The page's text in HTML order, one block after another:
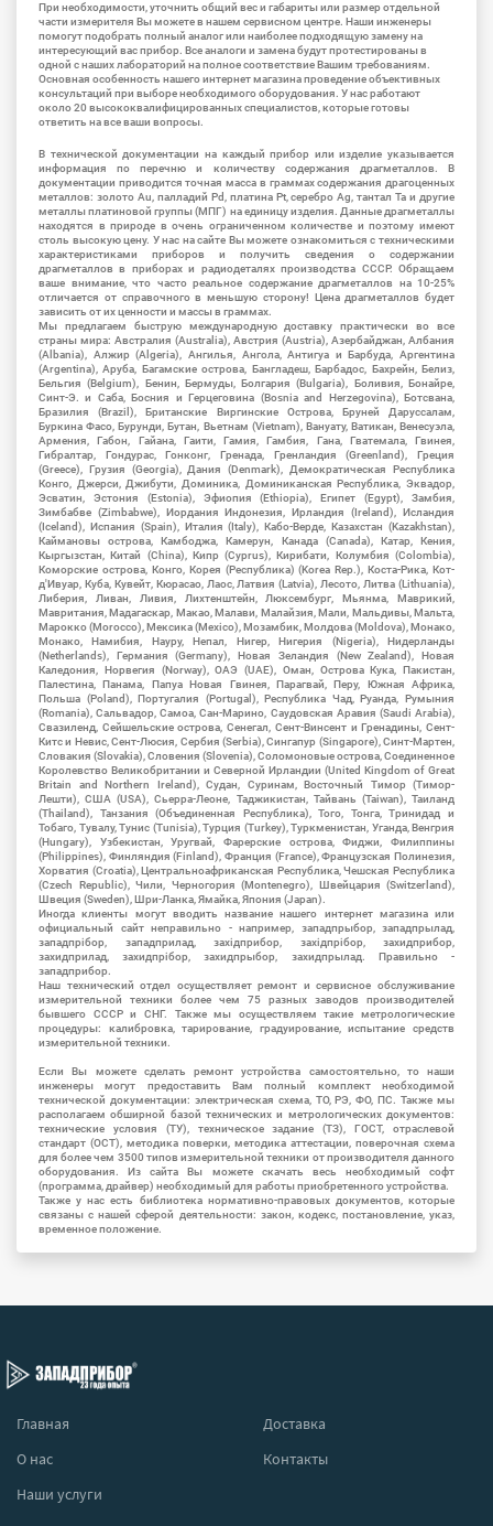
При необходимости, уточнить общий вес и габариты или размер отдельной
части измерителя Вы можете в нашем сервисном центре. Наши инженеры
помогут подобрать полный аналог или наиболее подходящую замену на
интересующий вас прибор. Все аналоги и замена будут протестированы в
одной с наших лабораторий на полное соответствие Вашим требованиям.
Основная особенность нашего интернет магазина проведение объективных
консультаций при выборе необходимого оборудования. У нас работают
около 20 высококвалифицированных специалистов, которые готовы
ответить на все ваши вопросы.
В технической документации на каждый прибор или изделие указывается
информация по перечню и количеству содержания драгметаллов. В
документации приводится точная масса в граммах содержания драгоценных
металлов: золото Au, палладий Pd, платина Pt, серебро Ag, тантал Ta и другие
металлы платиновой группы (МПГ) на единицу изделия. Данные драгметаллы
находятся в природе в очень ограниченном количестве и поэтому имеют
столь высокую цену. У нас на сайте Вы можете ознакомиться с техническими
характеристиками приборов и получить сведения о содержании
драгметаллов в приборах и радиодеталях производства СССР. Обращаем
ваше внимание, что часто реальное содержание драгметаллов на 10-25%
отличается от справочного в меньшую сторону! Цена драгметаллов будет
зависить от их ценности и массы в граммах.
Мы предлагаем быструю международную доставку практически во все
страны мира: Австралия (Australia), Австрия (Austria), Азербайджан, Албания
(Albania), Алжир (Algeria), Ангилья, Ангола, Антигуа и Барбуда, Аргентина
(Argentina), Аруба, Багамские острова, Бангладеш, Барбадос, Бахрейн, Белиз,
Бельгия (Belgium), Бенин, Бермуды, Болгария (Bulgaria), Боливия, Бонайре,
Синт-Э. и Саба, Босния и Герцеговина (Bosnia and Herzegovina), Ботсвана,
Бразилия (Brazil), Британские Виргинские Острова, Бруней Даруссалам,
Буркина Фасо, Бурунди, Бутан, Вьетнам (Vietnam), Вануату, Ватикан, Венесуэла,
Армения, Габон, Гайана, Гаити, Гамия, Гамбия, Гана, Гватемала, Гвинея,
Гибралтар, Гондурас, Гонконг, Гренада, Гренландия (Greenland), Греция
(Greece), Грузия (Georgia), Дания (Denmark), Демократическая Республика
Конго, Джерси, Джибути, Доминика, Доминиканская Республика, Эквадор,
Эсватин, Эстония (Estonia), Эфиопия (Ethiopia), Египет (Egypt), Замбия,
Зимбабве (Zimbabwe), Иордания Индонезия, Ирландия (Ireland), Исландия
(Iceland), Испания (Spain), Италия (Italy), Кабо-Верде, Казахстан (Kazakhstan),
Каймановы острова, Камбоджа, Камерун, Канада (Canada), Катар, Кения,
Кыргызстан, Китай (China), Кипр (Cyprus), Кирибати, Колумбия (Colombia),
Коморские острова, Конго, Корея (Республика) (Korea Rep.), Коста-Рика, Кот-
д'Ивуар, Куба, Кувейт, Кюрасао, Лаос, Латвия (Latvia), Лесото, Литва (Lithuania),
Либерия, Ливан, Ливия, Лихтенштейн, Люксембург, Мьянма, Маврикий,
Мавритания, Мадагаскар, Макао, Малави, Малайзия, Мали, Мальдивы, Мальта,
Марокко (Morocco), Мексика (Mexico), Мозамбик, Молдова (Moldova), Монако,
Монако, Намибия, Науру, Непал, Нигер, Нигерия (Nigeria), Нидерланды
(Netherlands), Германия (Germany), Новая Зеландия (New Zealand), Новая
Каледония, Норвегия (Norway), ОАЭ (UAE), Оман, Острова Кука, Пакистан,
Палестина, Панама, Папуа Новая Гвинея, Парагвай, Перу, Южная Африка,
Польша (Poland), Португалия (Portugal), Республика Чад, Руанда, Румыния
(Romania), Сальвадор, Самоа, Сан-Марино, Саудовская Аравия (Saudi Arabia),
Свазиленд, Сейшельские острова, Сенегал, Сент-Винсент и Гренадины, Сент-
Китс и Невис, Сент-Люсия, Сербия (Serbia), Сингапур (Singapore), Синт-Мартен,
Словакия (Slovakia), Словения (Slovenia), Соломоновые острова, Соединенное
Королевство Великобритании и Северной Ирландии (United Kingdom of Great
Britain and Northern Ireland), Судан, Суринам, Восточный Тимор (Тимор-
Лешти), США (USA), Сьерра-Леоне, Таджикистан, Тайвань (Taiwan), Таиланд
(Thailand), Танзания (Объединенная Республика), Того, Тонга, Тринидад и
Тобаго, Тувалу, Тунис (Tunisia), Турция (Turkey), Туркменистан, Уганда, Венгрия
(Hungary), Узбекистан, Уругвай, Фарерские острова, Фиджи, Филиппины
(Philippines), Финляндия (Finland), Франция (France), Французская Полинезия,
Хорватия (Croatia), Центральноафриканская Республика, Чешская Республика
(Czech Republic), Чили, Черногория (Montenegro), Швейцария (Switzerland),
Швеция (Sweden), Шри-Ланка, Ямайка, Япония (Japan).
Иногда клиенты могут вводить название нашего интернет магазина или
официальный сайт неправильно - например, западпрыбор, западпрылад,
западпрібор, западприлад, західприбор, західпрібор, захидприбор,
захидприлад, захидпрібор, захидпрыбор, захидпрылад. Правильно -
западприбор.
Наш технический отдел осуществляет ремонт и сервисное обслуживание
измерительной техники более чем 75 разных заводов производителей
бывшего СССР и СНГ. Также мы осуществляем такие метрологические
процедуры: калибровка, тарирование, градуирование, испытание средств
измерительной техники.
Если Вы можете сделать ремонт устройства самостоятельно, то наши
инженеры могут предоставить Вам полный комплект необходимой
технической документации: электрическая схема, ТО, РЭ, ФО, ПС. Также мы
располагаем обширной базой технических и метрологических документов:
технические условия (ТУ), техническое задание (ТЗ), ГОСТ, отраслевой
стандарт (ОСТ), методика поверки, методика аттестации, поверочная схема
для более чем 3500 типов измерительной техники от производителя данного
оборудования. Из сайта Вы можете скачать весь необходимый софт
(программа, драйвер) необходимый для работы приобретенного устройства.
Также у нас есть библиотека нормативно-правовых документов, которые
связаны с нашей сферой деятельности: закон, кодекс, постановление, указ,
временное положение.
Главная
Доставка
О нас
Контакты
Наши услуги